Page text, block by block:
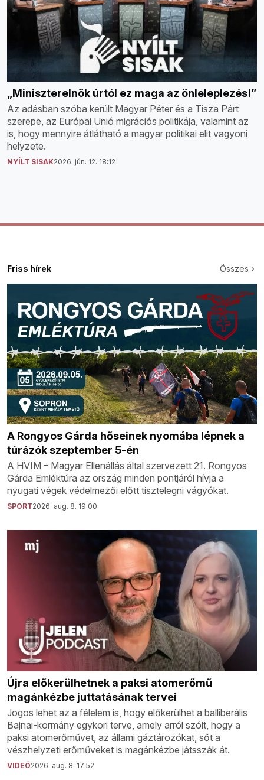
„Miniszterelnök úrtól ez maga az önleleplezés!”
Az adásban szóba került Magyar Péter és a Tisza Párt
szerepe, az Európai Unió migrációs politikája, valamint az
is, hogy mennyire átlátható a magyar politikai elit vagyoni
helyzete.
NYÍLT SISAK2026. jún. 12. 18:12
Friss hírek Összes
A Rongyos Gárda hőseinek nyomába lépnek a
túrázók szeptember 5-én
A HVIM – Magyar Ellenállás által szervezett 21. Rongyos
Gárda Emléktúra az ország minden pontjáról hívja a
nyugati végek védelmezői előtt tisztelegni vágyókat.
SPORT2026. aug. 8. 19:00
Újra előkerülhetnek a paksi atomerőmű
magánkézbe juttatásának tervei
Jogos lehet az a félelem is, hogy előkerülhet a balliberális
Bajnai-kormány egykori terve, amely arról szólt, hogy a
paksi atomerőművet, az állami gáztározókat, sőt a
vészhelyzeti erőműveket is magánkézbe játsszák át.
VIDEÓ2026. aug. 8. 17:52